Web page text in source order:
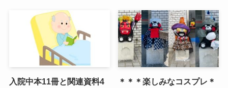
入院中本11冊と関連資料4
＊＊＊楽しみなコスプレ＊